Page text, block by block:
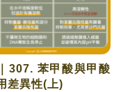
307. 苯甲酸與甲酸
差異性(上)